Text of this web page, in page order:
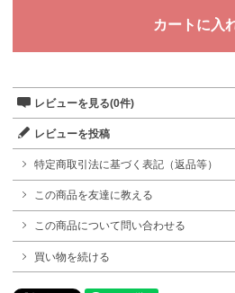
レビューを見る(0件)
レビューを投稿
特定商取引法に基づく表記（返品等）
この商品を友達に教える
この商品について問い合わせる
買い物を続ける